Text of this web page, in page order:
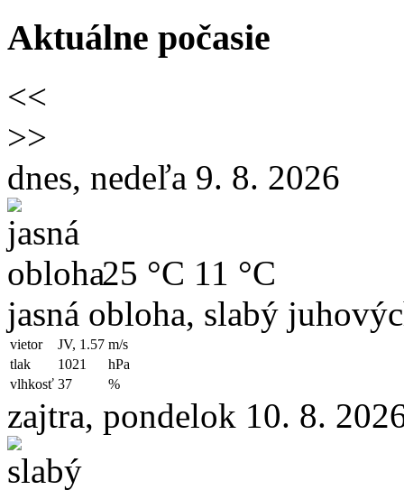
Aktuálne počasie
<<
>>
dnes, nedeľa 9. 8. 2026
25 °C 11 °C
jasná obloha, slabý
vietor JV, 1.57 m/s
tlak
1021
hPa
vlhkosť 37 %
zajtra, pondelok 10. 8.